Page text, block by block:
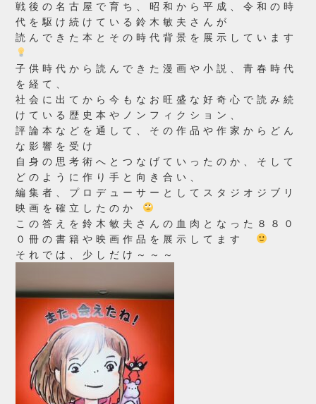
戦後の名古屋で育ち、昭和から平成、令和の時
代を駆け続けている鈴木敏夫さんが
読んできた本とその時代背景を展示しています
子供時代から読んできた漫画や小説、青春時代
を経て、
社会に出てから今もなお旺盛な好奇心で読み続
けている歴史本やノンフィクション、
評論本などを通して、その作品や作家からどん
な影響を受け
自身の思考術へとつなげていったのか、そして
どのように作り手と向き合い、
編集者、プロデューサーとしてスタジオジブリ
映画を確立したのか
この答えを鈴木敏夫さんの血肉となった８８０
０冊の書籍や映画作品を展示してます
それでは、少しだけ～～～